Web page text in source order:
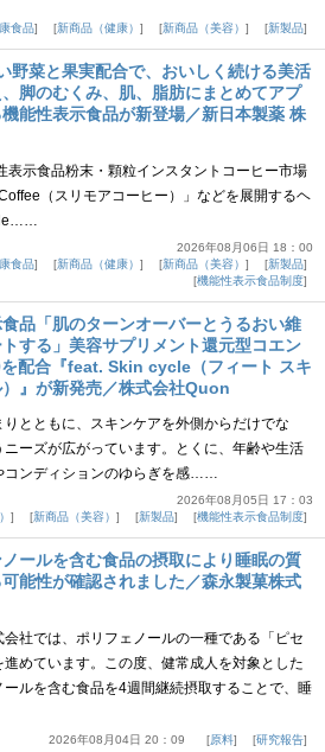
食品 新商品（健康） 新商品（美容） 新製品
野菜と果実配合で、おいしく続ける美活
脚のむくみ、肌、脂肪にまとめてアプ
能性表示食品が新登場／新日本製薬 株
表示食品粉末・顆粒インスタントコーヒー市場
（スリモアコーヒー）」などを展開するヘ
2026年08月06日 18：00
食品 新商品（健康） 新商品（美容）
新製品
機能性表示食品制度
品「肌のターンオーバーとうるおい維
する」美容サプリメント還元型コエン
配合『feat. Skin cycle（フィート スキ
）』が新発売／株式会社Quon
とともに、スキンケアを外側からだけでな
ーズが広がっています。とくに、年齢や生活
コンディションのゆらぎを感……
2026年08月05日 17：03
新商品（美容） 新製品 機能性表示食品制度
ールを含む食品の摂取により睡眠の質
能性が確認されました／森永製菓株式
会社では、ポリフェノールの一種である「ピセ
めています。この度、健常成人を対象とした
ルを含む食品を4週間継続摂取することで、睡
2026年08月04日 20：09 原料 研究報告